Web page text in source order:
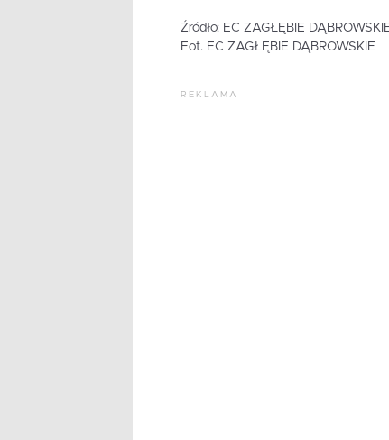
Źródło: EC ZAGŁĘBIE
Fot. EC ZAGŁĘBIE DĄBROWSKIE
REKLAMA